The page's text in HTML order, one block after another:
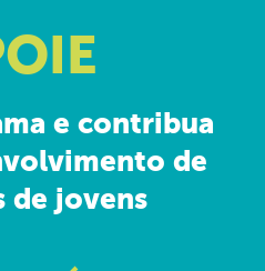
e contribua
de
de jovens